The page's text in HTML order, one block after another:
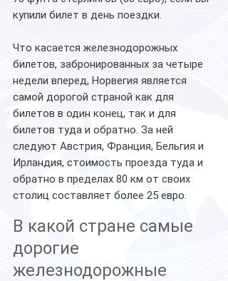
купили билет в день поездки.
Что касается железнодорожных
билетов, забронированных за четыре
недели вперед, Норвегия является
самой дорогой страной как для
билетов в один конец, так и для
билетов туда и обратно. За ней
следуют Австрия, Франция, Бельгия и
Ирландия, стоимость проезда туда и
обратно в пределах 80 км от своих
столиц составляет более 25 евро.
В какой стране самые
дорогие
железнодорожные